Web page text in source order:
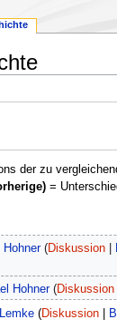
der zu
=
Hohner Diskussion
Hohner Diskussion
Diskussion